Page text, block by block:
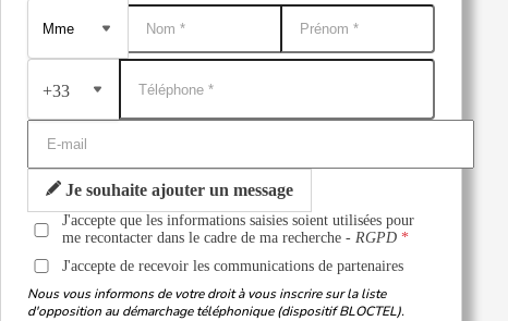
+33
Je souhaite ajouter un message
J'accepte que les informations saisies soient utilisées pour
me recontacter dans le cadre de ma recherche -RGPD
J'accepte de recevoir les communications de partenaires
Nous vous informons de votre droit à vous inscrire sur la liste
d'opposition au démarchage téléphonique (dispositif BLOCTEL).